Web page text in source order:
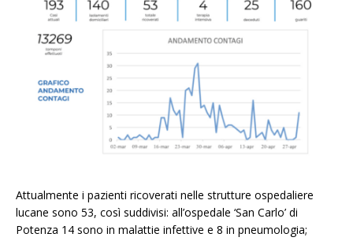
Attualmente i pazienti ricoverati nelle strutture ospedaliere
lucane sono 53, così suddivisi: all’ospedale ‘San Carlo’ di
Potenza 14 sono in malattie infettive e 8 in pneumologia;